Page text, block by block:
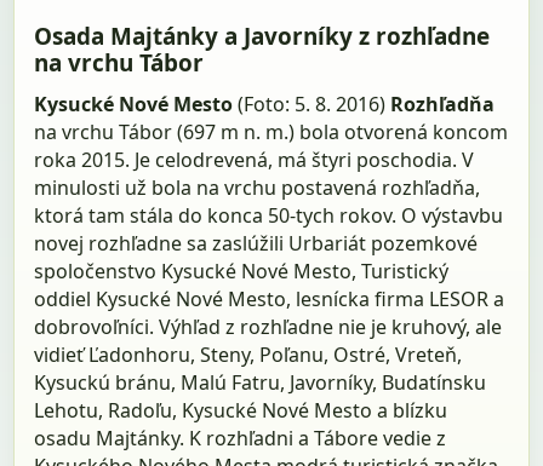
Osada Majtánky a Javorníky z rozhľadne
na vrchu Tábor
Kysucké Nové Mesto(Foto: 5. 8. 2016) Rozhľadňa
na vrchu Tábor (697 m n. m.) bola otvorená koncom
roka 2015. Je celodrevená, má štyri poschodia. V
minulosti už bola na vrchu postavená rozhľadňa,
ktorá tam stála do konca 50-tych rokov. O výstavbu
novej rozhľadne sa zaslúžili Urbariát pozemkové
spoločenstvo Kysucké Nové Mesto, Turistický
oddiel Kysucké Nové Mesto, lesnícka firma LESOR a
dobrovoľníci. Výhľad z rozhľadne nie je kruhový, ale
vidieť Ľadonhoru, Steny, Poľanu, Ostré, Vreteň,
Kysuckú bránu, Malú Fatru, Javorníky, Budatínsku
Lehotu, Radoľu, Kysucké Nové Mesto a blízku
osadu Majtánky. K rozhľadni a Tábore vedie z